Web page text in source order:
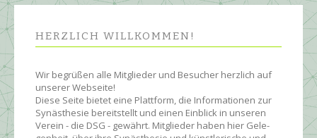
HERZLICH WILL­KOMMEN!
Wir begrüßen alle Mit­glie­der und Be­sucher herz­lich auf
unserer Web­seite!
Diese Seite bietet eine Platt­form, die Infor­ma­tionen zur
Syn­äs­the­sie be­reit­stellt und einen Ein­blick in unseren
Ver­ein - die DSG - ge­währt. Mit­glie­der ha­ben hier Ge­le­